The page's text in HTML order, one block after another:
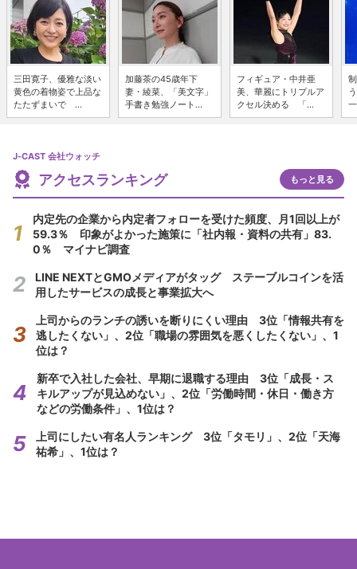
三田寛子、優雅な淡い
黄色の着物姿で上品な
たたずまいで ...
加藤茶の45歳年下
妻・綾菜、「美文字」
手書き勉強ノート...
フィギュア・中井亜
美、華麗にトリプルア
クセル決める 「...
J-CAST 会社ウォッチ
アクセスランキング もっと見る
内定先の企業から内定者フォローを受けた頻度、月1回以上が
59.3％ 印象がよかった施策に「社内報・資料の共有」83.
0％ マイナビ調査
LINE NEXTとGMOメディアがタッグ ステーブルコインを活
用したサービスの成長と事業拡大へ
上司からのランチの誘いを断りにくい理由 3位「情報共有を
逃したくない」、2位「職場の雰囲気を悪くしたくない」、1
位は？
新卒で入社した会社、早期に退職する理由 3位「成長・ス
キルアップが見込めない」、2位「労働時間・休日・働き方
などの労働条件」、1位は？
上司にしたい有名人ランキング 3位「タモリ」、2位「天海
祐希」、1位は？